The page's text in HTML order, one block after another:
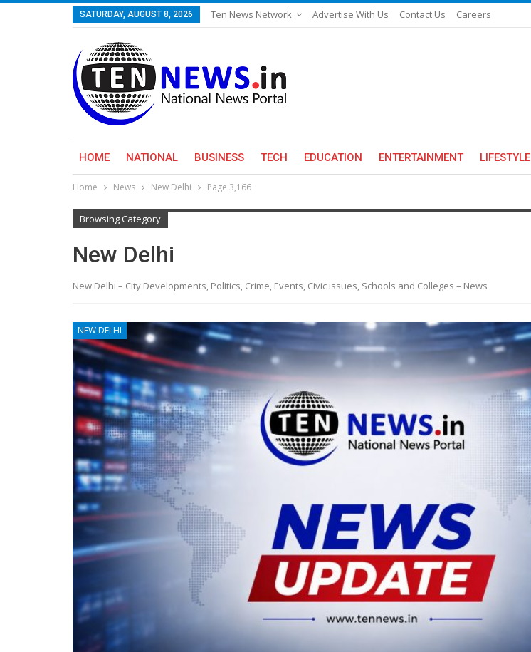
SATURDAY, AUGUST 8, 2026 Ten News Network Advertise With Us Contact Us Careers
HOME NATIONAL BUSINESS TECH EDUCATION ENTERTAINMENT LIFESTYLE
Home News New Delhi Page 3,166
Browsing Category
New Delhi
New Delhi – City Developments, Politics, Crime, Events, Civic issues, Schools and Colleges – News
NEW DELHI